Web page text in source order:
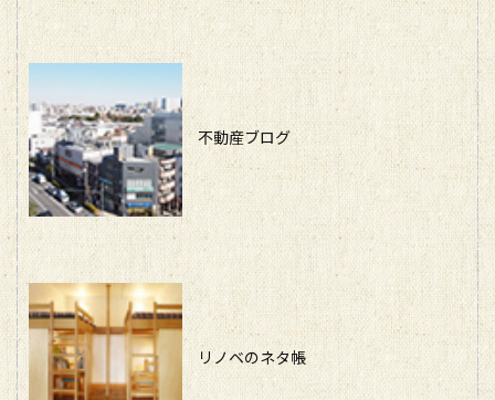
不動産ブログ
リノベのネタ帳